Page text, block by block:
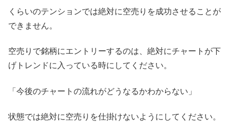
くらいのテンションでは絶対に空売りを成功させることが
できません。
空売りで銘柄にエントリーするのは、絶対にチャートが下
げトレンドに入っている時にしてください。
「今後のチャートの流れがどうなるかわからない」
状態では絶対に空売りを仕掛けないようにしてください。